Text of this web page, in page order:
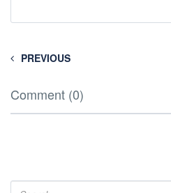
PREVIOUS
Comment (0)